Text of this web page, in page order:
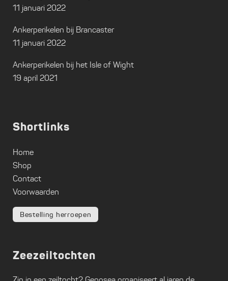
11 januari 2022
Ankerperikelen bij Brancaster
11 januari 2022
Ankerperikelen bij het Isle of Wight
19 april 2021
Shortlinks
Home
Shop
Contact
Voorwaarden
Bestelling herroepen
Zeezeiltochten